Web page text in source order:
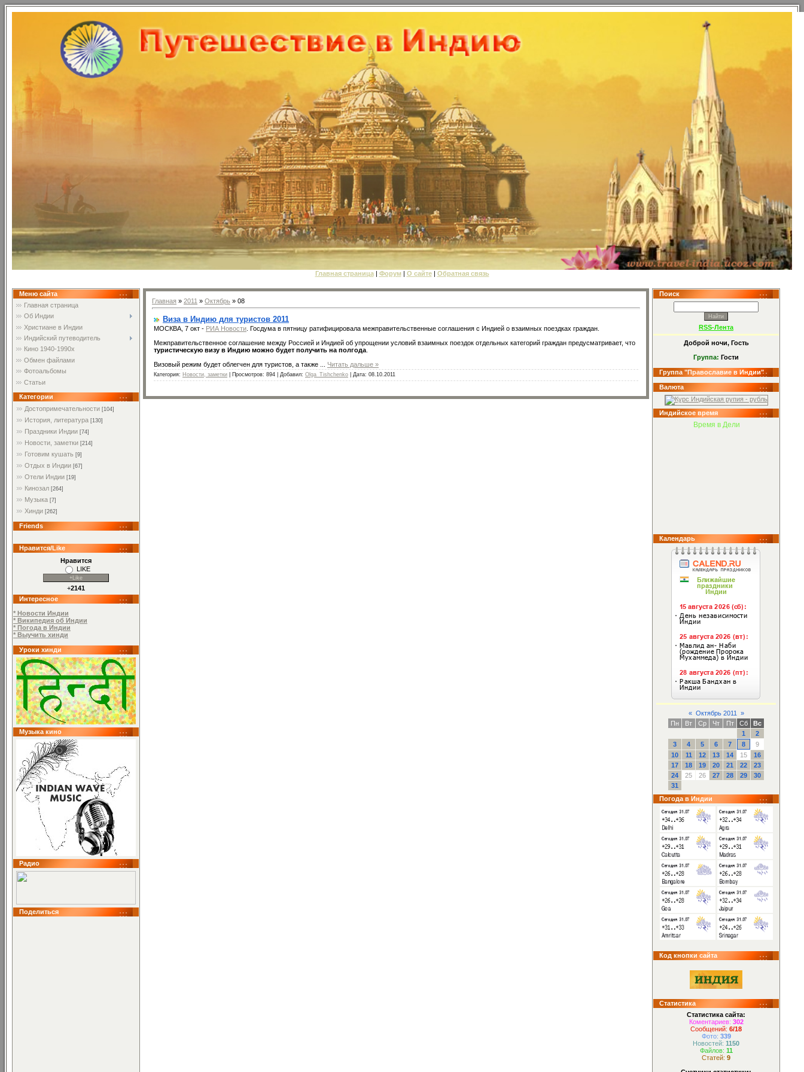
Главная страница Форум| О сайте| Обратная связь
Меню сайта
Главная страница
Об Индии
Христиане в Индии
Индийский путеводитель
Кино 1940-1990х
Обмен файлами
Фотоальбомы
Статьи
Категории
Достопримечательности [104]
История, литература [130]
Праздники Индии [74]
Новости, заметки [214]
Готовим кушать [9]
Отдых в Индии [67]
Отели Индии [19]
Кинозал [264]
Музыка [7]
Хинди [262]
Friends
Нравится/Like
Нравится
LIKE
+2141
Интересное
* Новости Индии
* Википедия об Индии
* Погода в Индии
* Выучить хинди
Уроки хинди
Музыка кино
Радио
Поделиться
Главная » 2011 » Октябрь » 08
Виза в Индию для туристов 2011
МОСКВА, 7 окт - РИА Новости . Госдума в пятницу ратифицировала межправительственные соглашения с Индией о взаимных поездках граждан.
Межправительственное соглашение между Россией и Индией об упрощении условий взаимных поездок отдельных категорий граждан предусматривает, что
туристическую визу в Индию можно будет получить на полгода
Визовый режим будет облегчен для туристов, а также
Читать дальше »
Категория: Новости, заметки | Просмотров: 894 | Добавил: Olga_Tishchenko | Дата: 08.10.2011
Поиск
RSS-Лента
Доброй ночи, Гость
Группа: Гости
Группа "Православие в Индии"
Валюта
Индийское время
Время в Дели
Календарь
« Октябрь 2011
»
Пн
Вт Ср Чт Пт Сб
Вс
1
2
3
4 5 6 7 8
9
10
11 12 13 14 15
16
17
18 19 20 21 22
23
24
25 26 27 28 29
30
31
Погода в Индии
Код кнопки сайта
Статистика
Статистика сайта:
Коментариев: 302
Сообщений: 6/18
Фото: 339
Новостей: 1150
Файлов: 11
Статей: 9